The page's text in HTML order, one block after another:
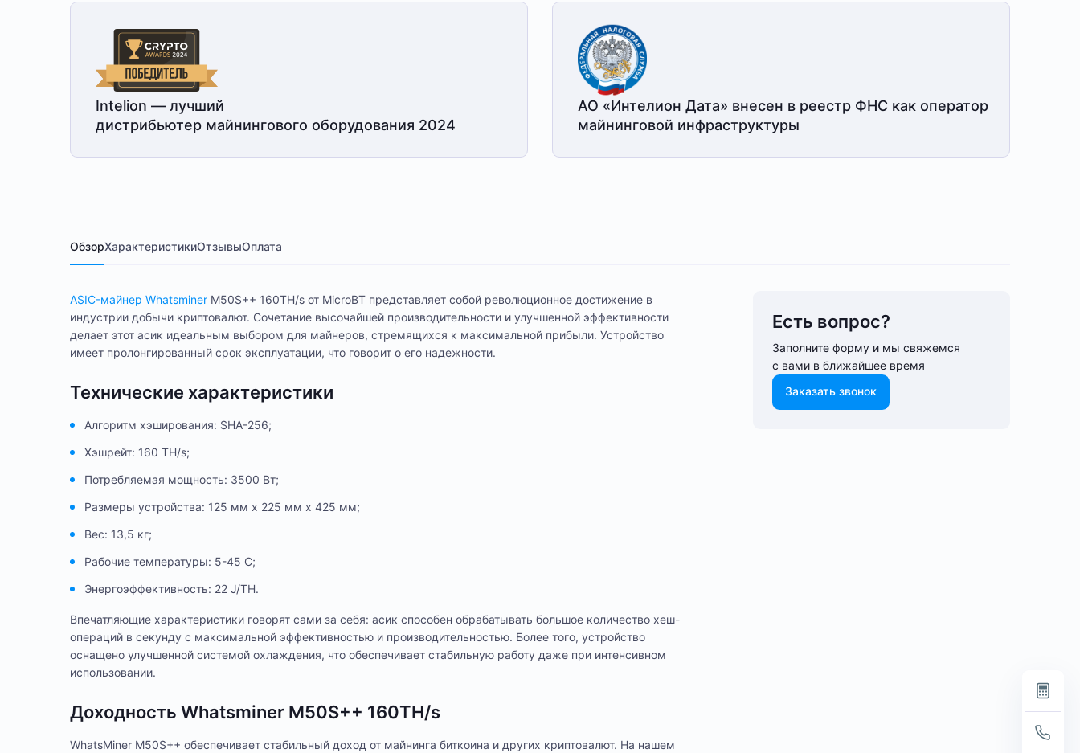
Intelion — лучший
дистрибьютер майнингового оборудования 2024
АО «Интелион Дата» внесен в реестр ФНС как оператор
майнинговой инфраструктуры
ОбзорХарактеристикиОтзывыОплата
ASIC-майнер Whatsminer M50S++ 160TH/s от MicroBT представляет собой революционное достижение в
индустрии добычи криптовалют. Сочетание высочайшей производительности и улучшенной эффективности
делает этот асик идеальным выбором для майнеров, стремящихся к максимальной прибыли. Устройство
имеет пролонгированный срок эксплуатации, что говорит о его надежности.
Технические характеристики
Алгоритм хэширования: SHA-256;
Хэшрейт: 160 TH/s;
Потребляемая мощность: 3500 Вт;
Размеры устройства: 125 мм x 225 мм x 425 мм;
Вес: 13,5 кг;
Рабочие температуры: 5-45 С;
Энергоэффективность: 22 J/TH.
Впечатляющие характеристики говорят сами за себя: асик способен обрабатывать большое количество хеш-
операций в секунду с максимальной эффективностью и производительностью. Более того, устройство
оснащено улучшенной системой охлаждения, что обеспечивает стабильную работу даже при интенсивном
использовании.
Доходность Whatsminer M50S++ 160TH/s
WhatsMiner M50S++ обеспечивает стабильный доход от майнинга биткоина и других криптовалют. На нашем
Есть вопрос?
Заполните форму и мы свяжемся
с вами в ближайшее время
Заказать звонок